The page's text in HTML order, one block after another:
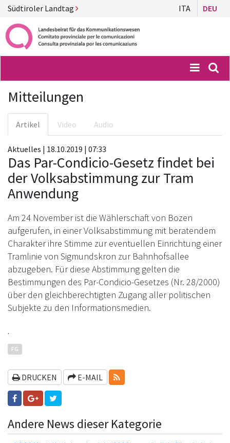
Südtiroler Landtag ITA DEU
Menü
Mitteilungen
Artikel Video Audio
Aktuelles | 18.10.2019 | 07:33
Das Par-Condicio-Gesetz findet bei
der Volksabstimmung zur Tram
Anwendung
Am 24 November ist die Wählerschaft von Bozen
aufgerufen, in einer Volksabstimmung mit beratendem
Charakter ihre Stimme zur eventuellen Einrichtung einer
Tramlinie von Sigmundskron zur Bahnhofsallee
abzugeben. Für diese Abstimmung gelten die
Bestimmungen des Par-Condicio-Gesetzes (Nr. 28/2000)
über den gleichberechtigten Zugang aller politischen
Subjekte zu den Informationsmedien.
.
FG
DRUCKEN E-MAIL RSS-FEEDS
Andere News dieser Kategorie